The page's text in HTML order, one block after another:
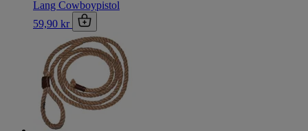
Lang Cowboypistol
59,90 kr